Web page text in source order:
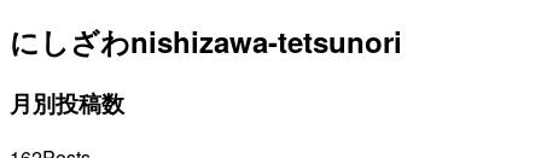
にしざわnishizawa-tetsunori
月別投稿数